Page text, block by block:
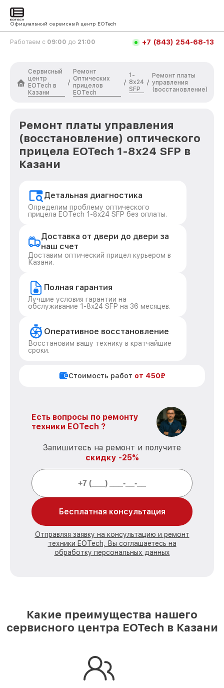
Официальный сервисный центр EOTech
Работаем с 09:00 до 21:00 +7 (843) 254-68-13
Сервисный
центр
EOTech в
Казани
/
Ремонт
Оптических
прицелов
EOTech
/
1-
8x24
SFP
/
Ремонт платы
управления
(восстановление)
Ремонт платы управления
(восстановление) оптического
прицела EOTech 1-8x24 SFP в
Казани
Детальная диагностика
Определим проблему оптического
прицела EOTech 1-8x24 SFP без оплаты.
Доставка от двери до двери за
наш счет
Доставим оптический прицел курьером в
Казани.
Полная гарантия
Лучшие условия гарантии на
обслуживание 1-8x24 SFP на 36 месяцев.
Оперативное восстановление
Восстановим вашу технику в кратчайшие
сроки.
Стоимость работ от 450₽
Есть вопросы по ремонту
техники EOTech ?
Запишитесь на ремонт и получите
скидку -25%
Бесплатная консультация
Отправляя заявку на консультацию и ремонт
техники EOTech, Вы соглашаетесь на
обработку персональных данных
Какие преимущества нашего
сервисного центра EOTech в Казани